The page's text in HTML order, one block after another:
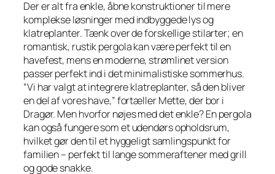
Der er alt fra enkle, åbne konstruktioner til mere
komplekse løsninger med indbyggede lys og
klatreplanter. Tænk over de forskellige stilarter; en
romantisk, rustik pergola kan være perfekt til en
havefest, mens en moderne, strømlinet version
passer perfekt ind i det minimalistiske sommerhus.
“Vi har valgt at integrere klatreplanter, så den bliver
en del af vores have,” fortæller Mette, der bor i
Dragør. Men hvorfor nøjes med det enkle? En pergola
kan også fungere som et udendørs opholdsrum,
hvilket gør den til et hyggeligt samlingspunkt for
familien – perfekt til lange sommeraftener med grill
og gode snakke.